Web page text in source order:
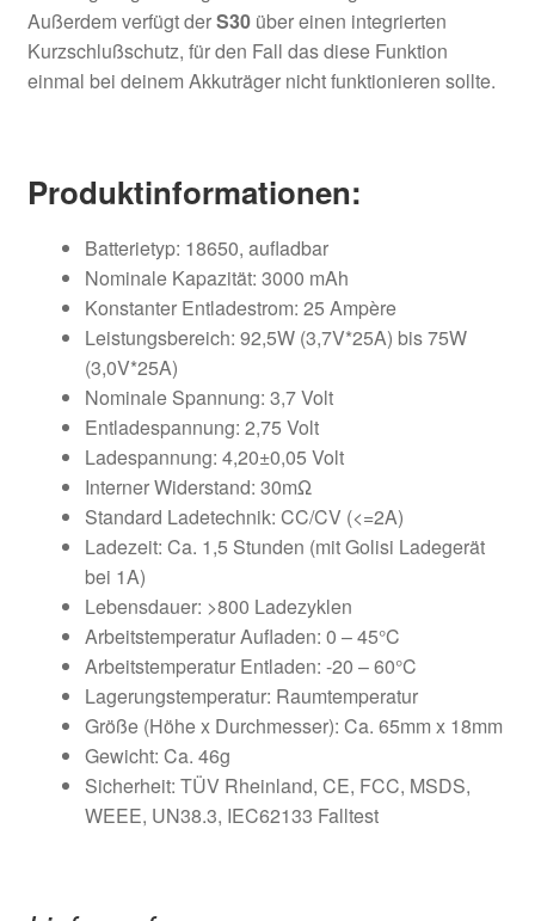
Außerdem verfügt derS30über einen integrierten
Kurzschlußschutz, für den Fall das diese Funktion
einmal bei deinem Akkuträger nicht funktionieren sollte.
Produktinformationen:
Batterietyp: 18650, aufladbar
Nominale Kapazität: 3000 mAh
Konstanter Entladestrom: 25 Ampère
Leistungsbereich: 92,5W (3,7V*25A) bis 75W
(3,0V*25A)
Nominale Spannung: 3,7 Volt
Entladespannung: 2,75 Volt
Ladespannung: 4,20±0,05 Volt
Interner Widerstand: 30mΩ
Standard Ladetechnik: CC/CV (<=2A)
Ladezeit: Ca. 1,5 Stunden (mit Golisi Ladegerät
bei 1A)
Lebensdauer: >800 Ladezyklen
Arbeitstemperatur Aufladen: 0 – 45°C
Arbeitstemperatur Entladen: -20 – 60°C
Lagerungstemperatur: Raumtemperatur
Größe (Höhe x Durchmesser): Ca. 65mm x 18mm
Gewicht: Ca. 46g
Sicherheit: TÜV Rheinland, CE, FCC, MSDS,
WEEE, UN38.3, IEC62133 Falltest